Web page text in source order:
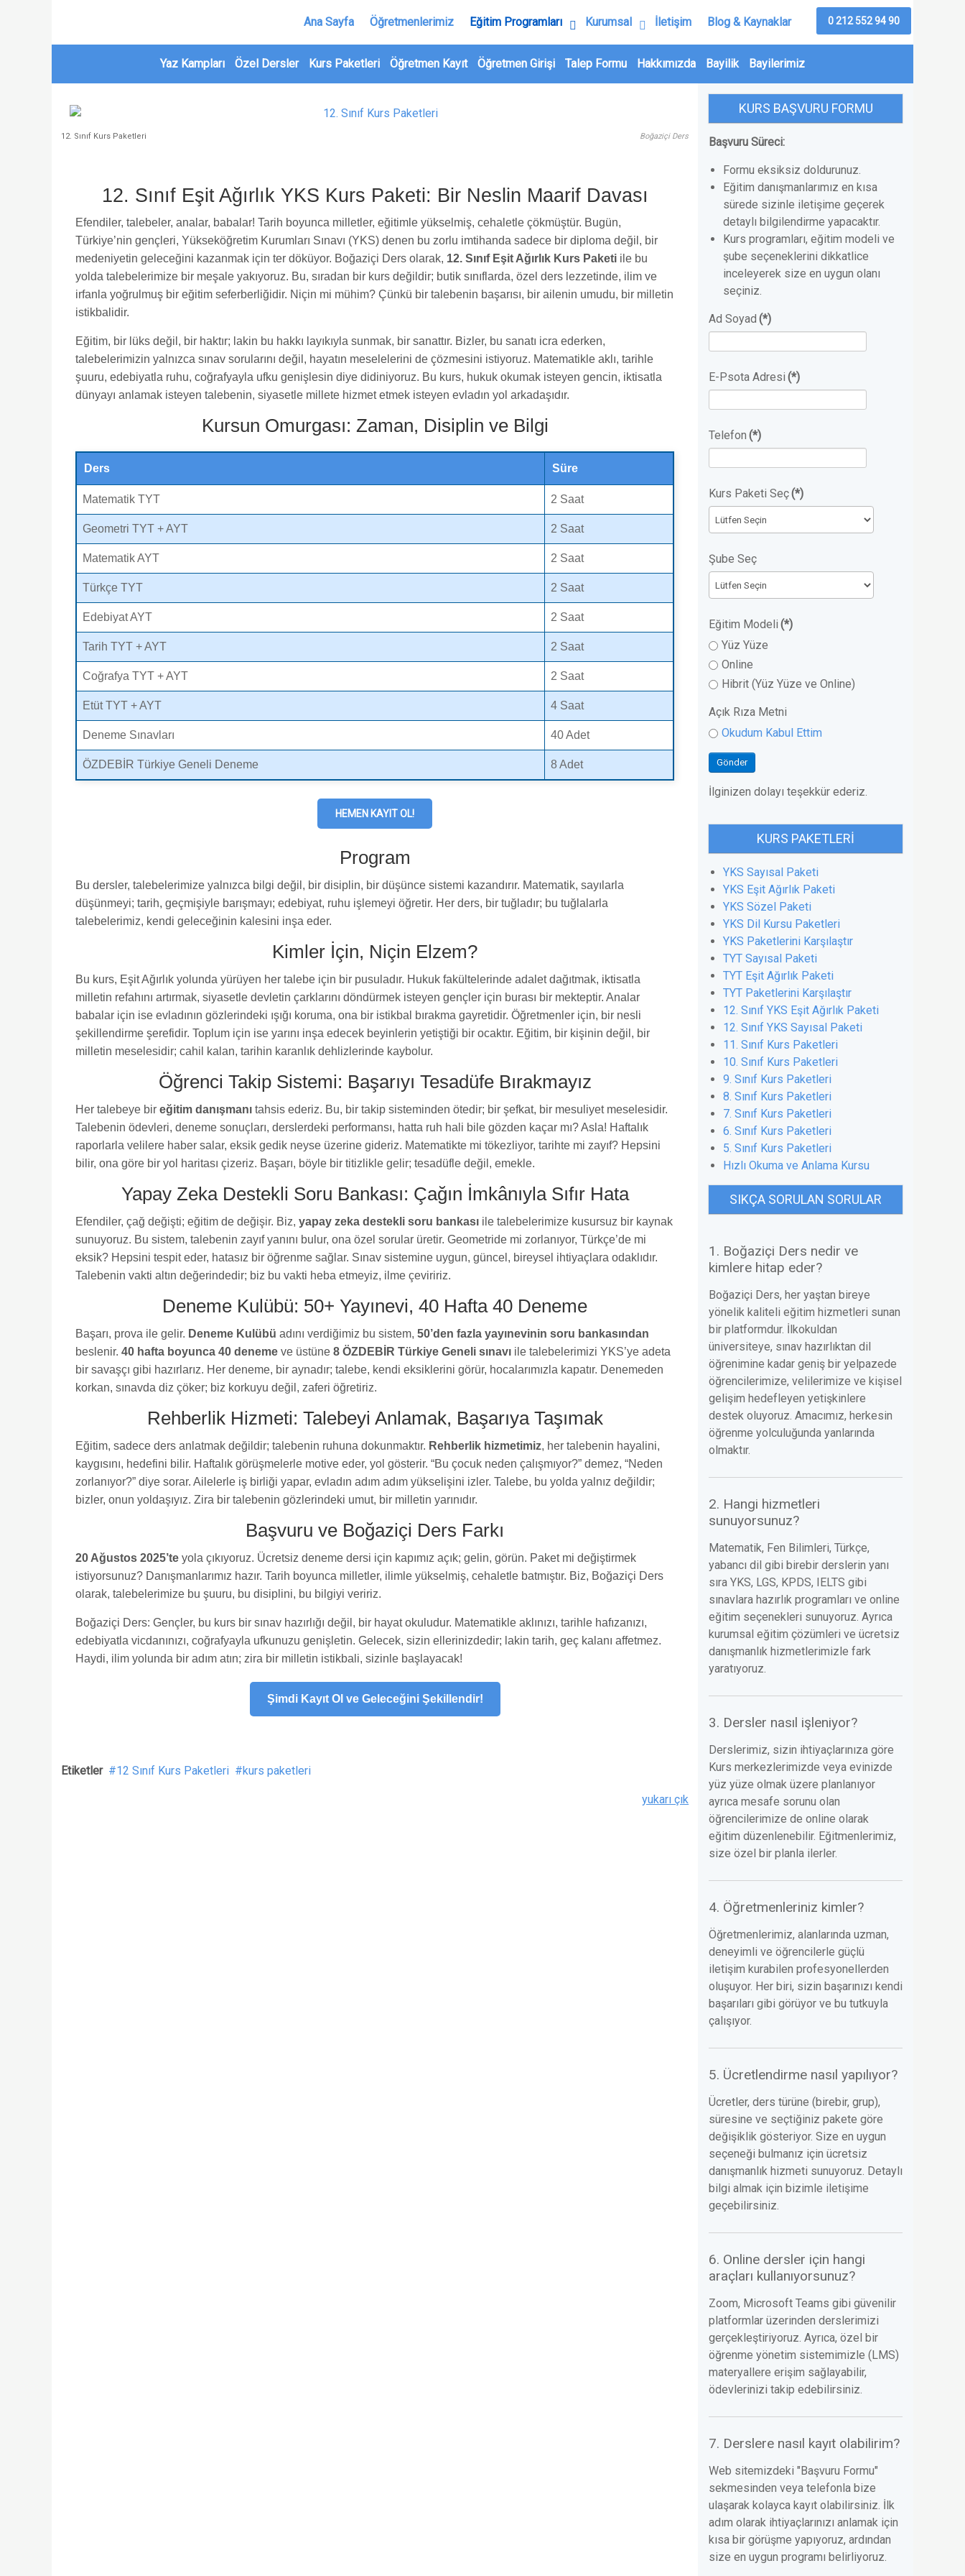
Ana Sayfa Öğretmenlerimiz Eğitim Programları Kurumsal İletişim Blog & Kaynaklar 0 212 552 94 90
Yaz Kampları Özel Dersler Kurs Paketleri Öğretmen Kayıt Öğretmen Girişi Talep Formu Hakkımızda Bayilik Bayilerimiz
12. Sınıf Kurs Paketleri Boğaziçi Ders
12. Sınıf Eşit Ağırlık YKS Kurs Paketi: Bir Neslin Maarif Davası
Efendiler, talebeler, analar, babalar! Tarih boyunca milletler, eğitimle yükselmiş, cehaletle çökmüştür. Bugün,
Türkiye’nin gençleri, Yükseköğretim Kurumları Sınavı (YKS) denen bu zorlu imtihanda sadece bir diploma değil, bir
medeniyetin geleceğini kazanmak için ter döküyor. Boğaziçi Ders olarak, 12. Sınıf Eşit Ağırlık Kurs Paketiile bu
yolda talebelerimize bir meşale yakıyoruz. Bu, sıradan bir kurs değildir; butik sınıflarda, özel ders lezzetinde, ilim ve
irfanla yoğrulmuş bir eğitim seferberliğidir. Niçin mi mühim? Çünkü bir talebenin başarısı, bir ailenin umudu, bir milletin
istikbalidir.
Eğitim, bir lüks değil, bir haktır; lakin bu hakkı layıkıyla sunmak, bir sanattır. Bizler, bu sanatı icra ederken,
talebelerimizin yalnızca sınav sorularını değil, hayatın meselelerini de çözmesini istiyoruz. Matematikle aklı, tarihle
şuuru, edebiyatla ruhu, coğrafyayla ufku genişlesin diye didiniyoruz. Bu kurs, hukuk okumak isteyen gencin, iktisatla
dünyayı anlamak isteyen talebenin, siyasetle millete hizmet etmek isteyen evladın yol arkadaşıdır.
Kursun Omurgası: Zaman, Disiplin ve Bilgi
Ders Süre
Matematik TYT 2 Saat
Geometri TYT + AYT 2 Saat
Matematik AYT 2 Saat
Türkçe TYT 2 Saat
Edebiyat AYT 2 Saat
Tarih TYT + AYT 2 Saat
Coğrafya TYT + AYT 2 Saat
Etüt TYT + AYT 4 Saat
Deneme Sınavları 40 Adet
ÖZDEBİR Türkiye Geneli Deneme 8 Adet
HEMEN KAYIT OL!
Program
Bu dersler, talebelerimize yalnızca bilgi değil, bir disiplin, bir düşünce sistemi kazandırır. Matematik, sayılarla
düşünmeyi; tarih, geçmişiyle barışmayı; edebiyat, ruhu işlemeyi öğretir. Her ders, bir tuğladır; bu tuğlalarla
talebelerimiz, kendi geleceğinin kalesini inşa eder.
Kimler İçin, Niçin Elzem?
Bu kurs, Eşit Ağırlık yolunda yürüyen her talebe için bir pusuladır. Hukuk fakültelerinde adalet dağıtmak, iktisatla
milletin refahını artırmak, siyasetle devletin çarklarını döndürmek isteyen gençler için burası bir mekteptir. Analar
babalar için ise evladının gözlerindeki ışığı koruma, ona bir istikbal bırakma gayretidir. Öğretmenler için, bir nesli
şekillendirme şerefidir. Toplum için ise yarını inşa edecek beyinlerin yetiştiği bir ocaktır. Eğitim, bir kişinin değil, bir
milletin meselesidir; cahil kalan, tarihin karanlık dehlizlerinde kaybolur.
Öğrenci Takip Sistemi: Başarıyı Tesadüfe Bırakmayız
Her talebeye bir eğitim danışmanıtahsis ederiz. Bu, bir takip sisteminden ötedir; bir şefkat, bir mesuliyet meselesidir.
Talebenin ödevleri, deneme sonuçları, derslerdeki performansı, hatta ruh hali bile gözden kaçar mı? Asla! Haftalık
raporlarla velilere haber salar, eksik gedik neyse üzerine gideriz. Matematikte mi tökezliyor, tarihte mi zayıf? Hepsini
bilir, ona göre bir yol haritası çizeriz. Başarı, böyle bir titizlikle gelir; tesadüfle değil, emekle.
Yapay Zeka Destekli Soru Bankası: Çağın İmkânıyla Sıfır Hata
Efendiler, çağ değişti; eğitim de değişir. Biz, yapay zeka destekli soru bankasıile talebelerimize kusursuz bir kaynak
sunuyoruz. Bu sistem, talebenin zayıf yanını bulur, ona özel sorular üretir. Geometride mi zorlanıyor, Türkçe’de mi
eksik? Hepsini tespit eder, hatasız bir öğrenme sağlar. Sınav sistemine uygun, güncel, bireysel ihtiyaçlara odaklıdır.
Talebenin vakti altın değerindedir; biz bu vakti heba etmeyiz, ilme çeviririz.
Deneme Kulübü: 50+ Yayınevi, 40 Hafta 40 Deneme
Başarı, prova ile gelir. Deneme Kulübü adını verdiğimiz bu sistem, 50’den fazla yayınevinin soru bankasından
beslenir. 40 hafta boyunca 40 denemeve üstüne 8 ÖZDEBİR Türkiye Geneli sınavıile talebelerimizi YKS’ye adeta
bir savaşçı gibi hazırlarız. Her deneme, bir aynadır; talebe, kendi eksiklerini görür, hocalarımızla kapatır. Denemeden
korkan, sınavda diz çöker; biz korkuyu değil, zaferi öğretiriz.
Rehberlik Hizmeti: Talebeyi Anlamak, Başarıya Taşımak
Eğitim, sadece ders anlatmak değildir; talebenin ruhuna dokunmaktır. Rehberlik hizmetimiz, her talebenin hayalini,
kaygısını, hedefini bilir. Haftalık görüşmelerle motive eder, yol gösterir. “Bu çocuk neden çalışmıyor?” demez, “Neden
zorlanıyor?” diye sorar. Ailelerle iş birliği yapar, evladın adım adım yükselişini izler. Talebe, bu yolda yalnız değildir;
bizler, onun yoldaşıyız. Zira bir talebenin gözlerindeki umut, bir milletin yarınıdır.
Başvuru ve Boğaziçi Ders Farkı
20 Ağustos 2025’teyola çıkıyoruz. Ücretsiz deneme dersi için kapımız açık; gelin, görün. Paket mi değiştirmek
istiyorsunuz? Danışmanlarımız hazır. Tarih boyunca milletler, ilimle yükselmiş, cehaletle batmıştır. Biz, Boğaziçi Ders
olarak, talebelerimize bu şuuru, bu disiplini, bu bilgiyi veririz.
Boğaziçi Ders: Gençler, bu kurs bir sınav hazırlığı değil, bir hayat okuludur. Matematikle aklınızı, tarihle hafızanızı,
edebiyatla vicdanınızı, coğrafyayla ufkunuzu genişletin. Gelecek, sizin ellerinizdedir; lakin tarih, geç kalanı affetmez.
Haydi, ilim yolunda bir adım atın; zira bir milletin istikbali, sizinle başlayacak!
Şimdi Kayıt Ol ve Geleceğini Şekillendir!
Etiketler 12 Sınıf Kurs Paketleri kurs paketleri
yukarı çık
KURS BAŞVURU FORMU
Başvuru Süreci:
Formu eksiksiz doldurunuz.
Eğitim danışmanlarımız en kısa
sürede sizinle iletişime geçerek
detaylı bilgilendirme yapacaktır.
Kurs programları, eğitim modeli ve
şube seçeneklerini dikkatlice
inceleyerek size en uygun olanı
seçiniz.
Ad Soyad (*)
E-Psota Adresi (*)
Telefon (*)
Kurs Paketi Seç(*)
Şube Seç
Eğitim Modeli (*)
Yüz Yüze
Online
Hibrit (Yüz Yüze ve Online)
Açık Rıza Metni
Okudum Kabul Ettim
Gönder
İlginizen dolayı teşekkür ederiz.
KURS PAKETLERI
YKS Sayısal Paketi
YKS Eşit Ağırlık Paketi
YKS Sözel Paketi
YKS Dil Kursu Paketleri
YKS Paketlerini Karşılaştır
TYT Sayısal Paketi
TYT Eşit Ağırlık Paketi
TYT Paketlerini Karşılaştır
12. Sınıf YKS Eşit Ağırlık Paketi
12. Sınıf YKS Sayısal Paketi
11. Sınıf Kurs Paketleri
10. Sınıf Kurs Paketleri
9. Sınıf Kurs Paketleri
8. Sınıf Kurs Paketleri
7. Sınıf Kurs Paketleri
6. Sınıf Kurs Paketleri
5. Sınıf Kurs Paketleri
Hızlı Okuma ve Anlama Kursu
SIKÇA SORULAN SORULAR
1. Boğaziçi Ders nedir ve
kimlere hitap eder?
Boğaziçi Ders, her yaştan bireye
yönelik kaliteli eğitim hizmetleri sunan
bir platformdur. İlkokuldan
üniversiteye, sınav hazırlıktan dil
öğrenimine kadar geniş bir yelpazede
öğrencilerimize, velilerimize ve kişisel
gelişim hedefleyen yetişkinlere
destek oluyoruz. Amacımız, herkesin
öğrenme yolculuğunda yanlarında
olmaktır.
2. Hangi hizmetleri
sunuyorsunuz?
Matematik, Fen Bilimleri, Türkçe,
yabancı dil gibi birebir derslerin yanı
sıra YKS, LGS, KPDS, IELTS gibi
sınavlara hazırlık programları ve online
eğitim seçenekleri sunuyoruz. Ayrıca
kurumsal eğitim çözümleri ve ücretsiz
danışmanlık hizmetlerimizle fark
yaratıyoruz.
3. Dersler nasıl işleniyor?
Derslerimiz, sizin ihtiyaçlarınıza göre
Kurs merkezlerimizde veya evinizde
yüz yüze olmak üzere planlanıyor
ayrıca mesafe sorunu olan
öğrencilerimize de online olarak
eğitim düzenlenebilir. Eğitmenlerimiz,
size özel bir planla ilerler.
4. Öğretmenleriniz kimler?
Öğretmenlerimiz, alanlarında uzman,
deneyimli ve öğrencilerle güçlü
iletişim kurabilen profesyonellerden
oluşuyor. Her biri, sizin başarınızı kendi
başarıları gibi görüyor ve bu tutkuyla
çalışıyor.
5. Ücretlendirme nasıl yapılıyor?
Ücretler, ders türüne (birebir, grup),
süresine ve seçtiğiniz pakete göre
değişiklik gösteriyor. Size en uygun
seçeneği bulmanız için ücretsiz
danışmanlık hizmeti sunuyoruz. Detaylı
bilgi almak için bizimle iletişime
geçebilirsiniz.
6. Online dersler için hangi
araçları kullanıyorsunuz?
Zoom, Microsoft Teams gibi güvenilir
platformlar üzerinden derslerimizi
gerçekleştiriyoruz. Ayrıca, özel bir
öğrenme yönetim sistemimizle (LMS)
materyallere erişim sağlayabilir,
ödevlerinizi takip edebilirsiniz.
7. Derslere nasıl kayıt olabilirim?
Web sitemizdeki "Başvuru Formu"
sekmesinden veya telefonla bize
ulaşarak kolayca kayıt olabilirsiniz. İlk
adım olarak ihtiyaçlarınızı anlamak için
kısa bir görüşme yapıyoruz, ardından
size en uygun programı belirliyoruz.